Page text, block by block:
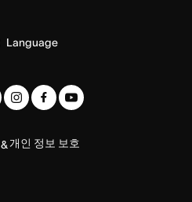
Language
& 개인 정보 보호